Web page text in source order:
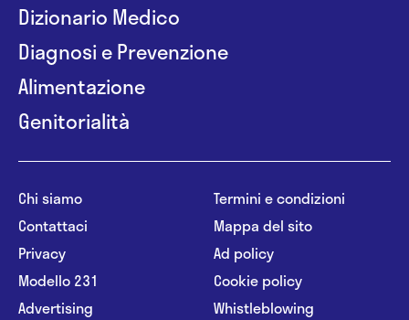
Dizionario Medico
Diagnosi e Prevenzione
Alimentazione
Genitorialità
Chi siamo
Contattaci
Privacy
Modello 231
Advertising
Termini e condizioni
Mappa del sito
Ad policy
Cookie policy
Whistleblowing